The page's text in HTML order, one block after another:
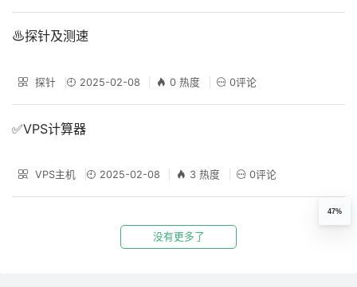
♨️探针及测速
探针 2025-02-08 0 热度 0评论
✅VPS计算器
VPS主机 2025-02-08 3 热度 0评论
没有更多了
47%